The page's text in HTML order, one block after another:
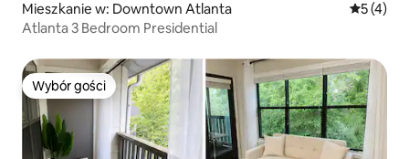
Mieszkanie w: Downtown Atlanta Średnia
5 (4)
Atlanta 3 Bedroom Presidential
Wybór gości
Wybór gości